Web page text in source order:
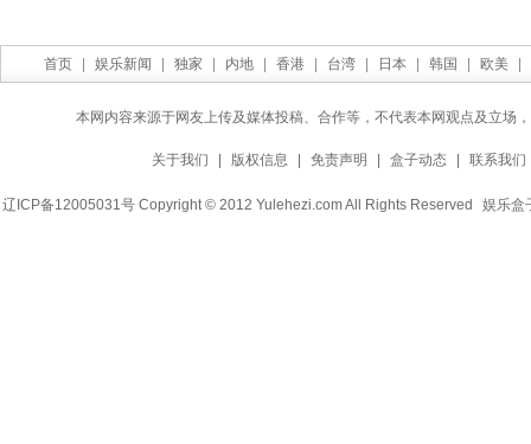
首页 娱乐新闻 独家 内地 香港 台湾 日本 韩国 欧美
本网内容来源于网友上传及媒体投稿、合作等，不代表本网观点及立场
关于我们 版权信息 免责声明 盒子动态 联系我们
辽ICP备12005031号 Copyright © 2012 Yulehezi.com All Rights Reserved 娱乐盒